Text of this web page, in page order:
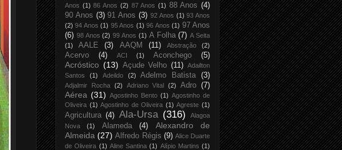
Anos (1) 86 Anos (2) 87 Anos (1) 88 Anos (4)
90 Anos (3) 91 Anos (3) 92 Anos (1) 93 Anos
(2) 94 Anos (1) 95 Anos (1) 96 Anos (1) 97 Anos
(6) 98 Anos (2) 99 Anos (1) A Folha (7) A Seita
(1)
AALE (3) AAQM (11) Abstração (2)
Acervo (4) ACI (1) Aconchego (5)
Acróstico (13) Açude Velho (11) Adailton
Santos
(1) Adeildo (2) Adelmo Batista (3)
Adjalmir Rocha (2) Adriano Vital (2) Adro (7)
Aérea (31) Agostinho Bento (1) Agostinho de
Oliveira (1) Agostinho de Oliveira (1) Agreste (1)
Agricultura (4) Ala-Ursa (316)
Alagoa
Nova
(1) Alameda (4)
Alexandro de
Almeida (27) Alfredo Régis (9) Alice Duarte
de Oliveira (1) Aline Santina (1) Alípio Martins (1)